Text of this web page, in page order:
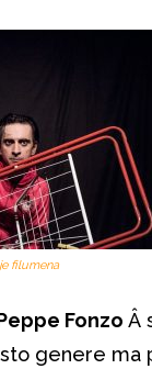
filumena
Fonzo Â
genere ma